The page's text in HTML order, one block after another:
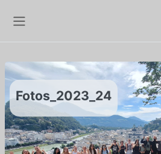
Fotos_2023_24